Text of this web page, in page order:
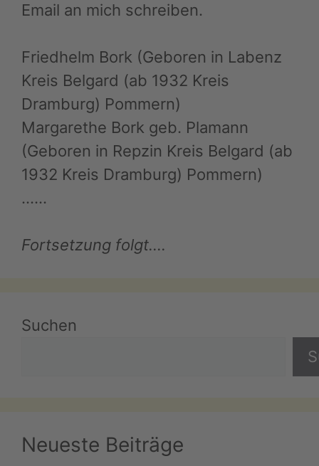
Email an mich schreiben.
Friedhelm Bork (Geboren in Labenz
Kreis Belgard (ab 1932 Kreis
Dramburg) Pommern)
Margarethe Bork geb. Plamann
(Geboren in Repzin Kreis Belgard (ab
1932 Kreis Dramburg) Pommern)
……
Fortsetzung folgt….
Suchen
Neueste Beiträge